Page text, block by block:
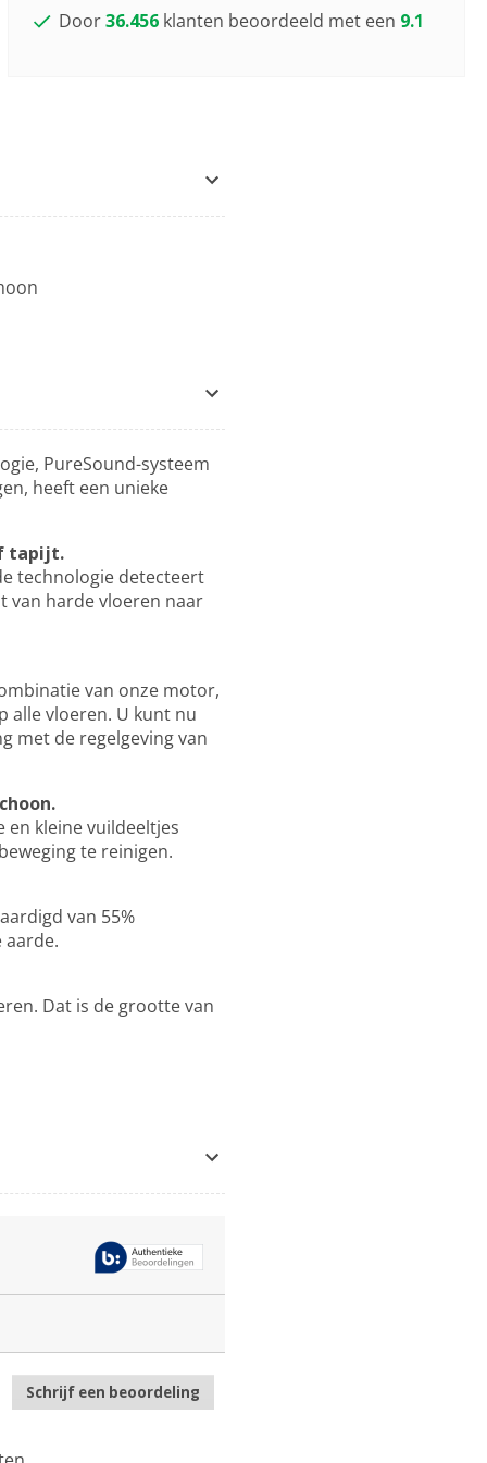
Door36.456 klanten beoordeeld met een 9.1
PureSound-systeem
heeft een unieke
tapijt.
technologie detecteert
van harde vloeren naar
van onze motor,
alle vloeren. U kunt nu
met de regelgeving van
kleine vuildeeltjes
te reinigen.
van 55%
aarde.
Dat is de grootte van
Schrijf een beoordeling
Met